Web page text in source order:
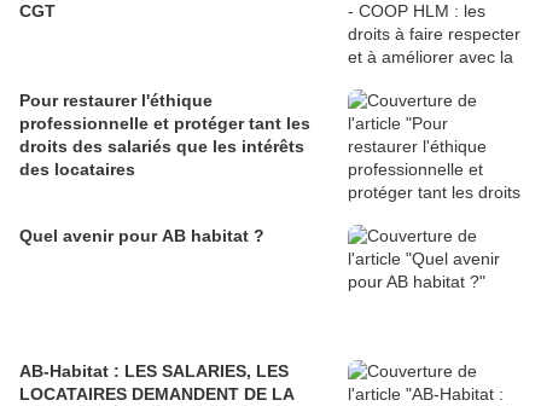
CGT
Pour restaurer l'éthique
professionnelle et protéger tant les
droits des salariés que les intérêts
des locataires
Quel avenir pour AB habitat ?
AB-Habitat : LES SALARIES, LES
LOCATAIRES DEMANDENT DE LA